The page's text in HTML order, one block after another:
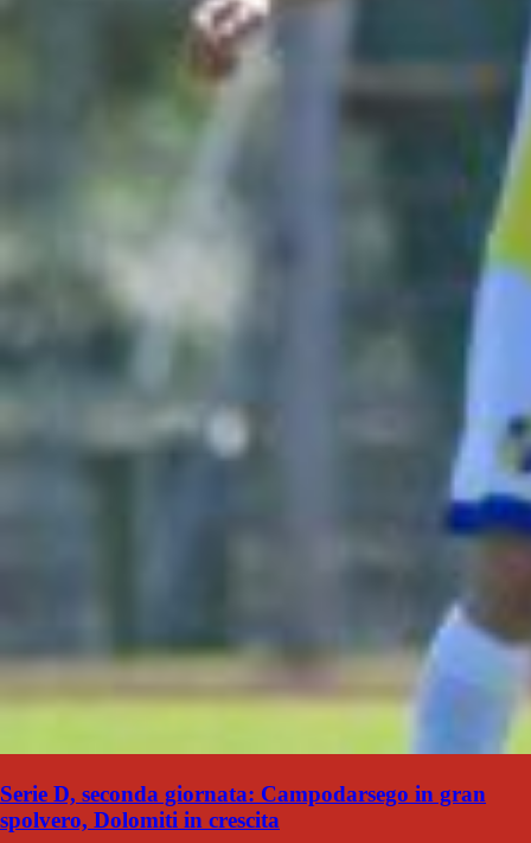
Serie D, seconda giornata: Campodarsego in gran
spolvero, Dolomiti in crescita